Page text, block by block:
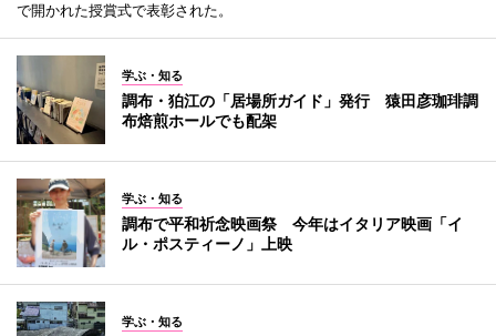
で開かれた授賞式で表彰された。
学ぶ・知る
調布・狛江の「居場所ガイド」発行 猿田彦珈琲調
布焙煎ホールでも配架
学ぶ・知る
調布で平和祈念映画祭 今年はイタリア映画「イ
ル・ポスティーノ」上映
学ぶ・知る